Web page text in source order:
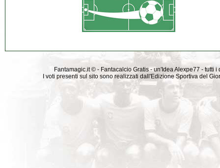
Fantamagic.it © - Fantacalcio Gratis - un'Idea Alexpe77 -
I voti presenti sul sito sono realizzati dall'Edizione Sportiva del